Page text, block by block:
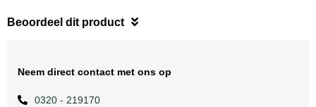
Beoordeel dit product
Neem direct contact met ons op
0320 - 219170